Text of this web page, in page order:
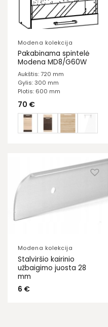
Modena kolekcija
Pakabinama spintelė
Modena MD8/G60W
Aukštis: 720 mm
Gylis: 300 mm
Plotis: 600 mm
70 €
Modena kolekcija
Stalviršio kairinio
užbaigimo juosta 28
mm
6 €